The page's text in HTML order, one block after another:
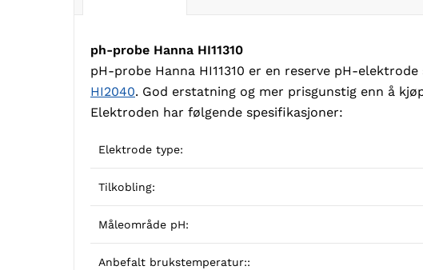
ph-probe Hanna HI11310
pH-probe Hanna HI11310 er en reserve pH-
HI2040. God erstatning og mer prisgunstig enn å
Elektroden har følgende spesifikasjoner:
Elektrode type:
Tilkobling:
Måleområde pH:
Anbefalt brukstemperatur::